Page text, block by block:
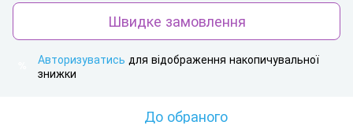
Швидке замовлення
Авторизуватись для відображення накопичувальної
знижки
До обраного